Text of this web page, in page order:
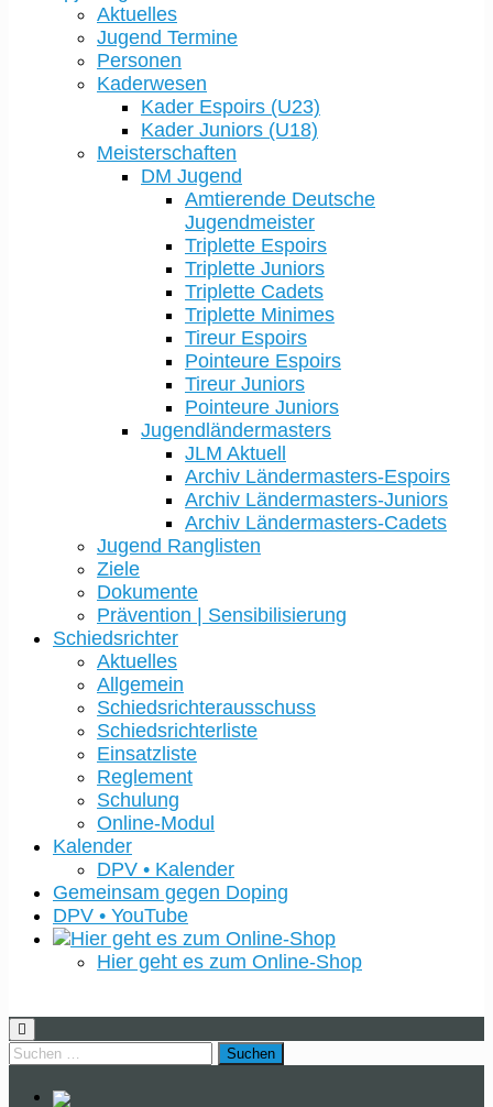
Aktuelles
Jugend Termine
Personen
Kaderwesen
Kader Espoirs (U23)
Kader Juniors (U18)
Meisterschaften
DM Jugend
Amtierende Deutsche
Jugendmeister
Triplette Espoirs
Triplette Juniors
Triplette Cadets
Triplette Minimes
Tireur Espoirs
Pointeure Espoirs
Tireur Juniors
Pointeure Juniors
Jugendländermasters
JLM Aktuell
Archiv Ländermasters-Espoirs
Archiv Ländermasters-Juniors
Archiv Ländermasters-Cadets
Jugend Ranglisten
Ziele
Dokumente
Prävention | Sensibilisierung
Schiedsrichter
Aktuelles
Allgemein
Schiedsrichterausschuss
Schiedsrichterliste
Einsatzliste
Reglement
Schulung
Online-Modul
Kalender
DPV • Kalender
Gemeinsam gegen Doping
DPV • YouTube
Hier geht es zum Online-Shop